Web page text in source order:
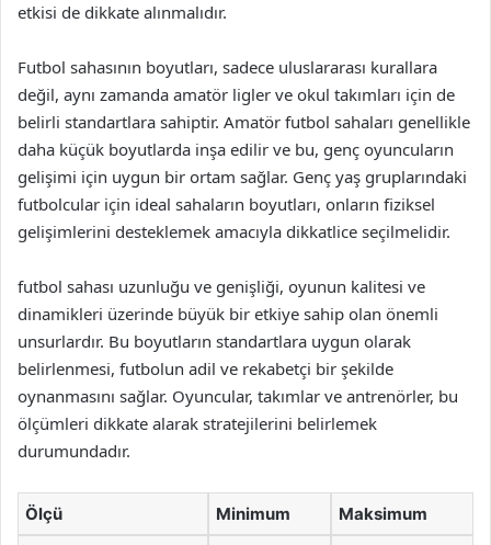
etkisi de dikkate alınmalıdır.
Futbol sahasının boyutları, sadece uluslararası kurallara
değil, aynı zamanda amatör ligler ve okul takımları için de
belirli standartlara sahiptir. Amatör futbol sahaları genellikle
daha küçük boyutlarda inşa edilir ve bu, genç oyuncuların
gelişimi için uygun bir ortam sağlar. Genç yaş gruplarındaki
futbolcular için ideal sahaların boyutları, onların fiziksel
gelişimlerini desteklemek amacıyla dikkatlice seçilmelidir.
futbol sahası uzunluğu ve genişliği, oyunun kalitesi ve
dinamikleri üzerinde büyük bir etkiye sahip olan önemli
unsurlardır. Bu boyutların standartlara uygun olarak
belirlenmesi, futbolun adil ve rekabetçi bir şekilde
oynanmasını sağlar. Oyuncular, takımlar ve antrenörler, bu
ölçümleri dikkate alarak stratejilerini belirlemek
durumundadır.
Ölçü Minimum Maksimum